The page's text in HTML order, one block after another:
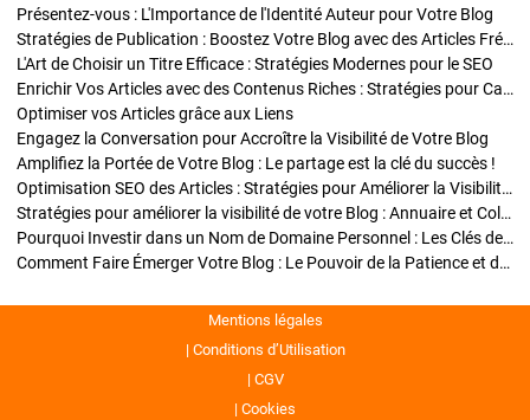
Présentez-vous : L'Importance de l'Identité Auteur pour Votre Blog
Stratégies de Publication : Boostez Votre Blog avec des Articles Fréquents et Exclusifs
L'Art de Choisir un Titre Efficace : Stratégies Modernes pour le SEO
Enrichir Vos Articles avec des Contenus Riches : Stratégies pour Captiver et Optimiser
Optimiser vos Articles grâce aux Liens
Engagez la Conversation pour Accroître la Visibilité de Votre Blog
Amplifiez la Portée de Votre Blog : Le partage est la clé du succès !
Optimisation SEO des Articles : Stratégies pour Améliorer la Visibilité de Votre Blog
Stratégies pour améliorer la visibilité de votre Blog : Annuaire et Collaborations
Pourquoi Investir dans un Nom de Domaine Personnel : Les Clés de la Réussite de Votre Blog
Comment Faire Émerger Votre Blog : Le Pouvoir de la Patience et de la Persévérance
Mentions légales
Conditions d’Utilisation
CGV
Cookies